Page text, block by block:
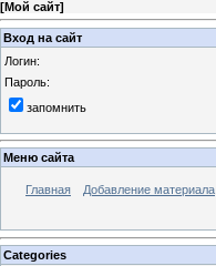
[Мой сайт]
Вход на сайт
Логин:
Пароль:
запомнить
Меню сайта
Главная Добавление материала
Categories